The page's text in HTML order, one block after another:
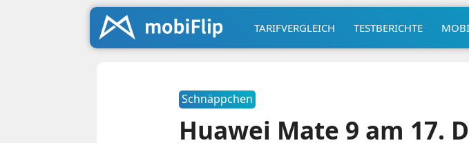
TARIFVERGLEICH TESTBERICHTE
Schnäppchen
Huawei Mate 9 am 17.